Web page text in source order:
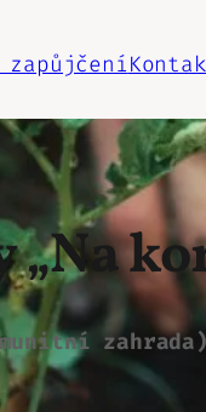
zapůjčení